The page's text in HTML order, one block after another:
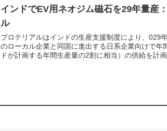
インドでEV用ネオジム磁石を29年量産
ル
プロテリアルはインドの生産支援制度により、029
のローカル企業と同国に進出する日系企業向けで年
ドが計画する年間生産量の2割に相当）の供給を計画